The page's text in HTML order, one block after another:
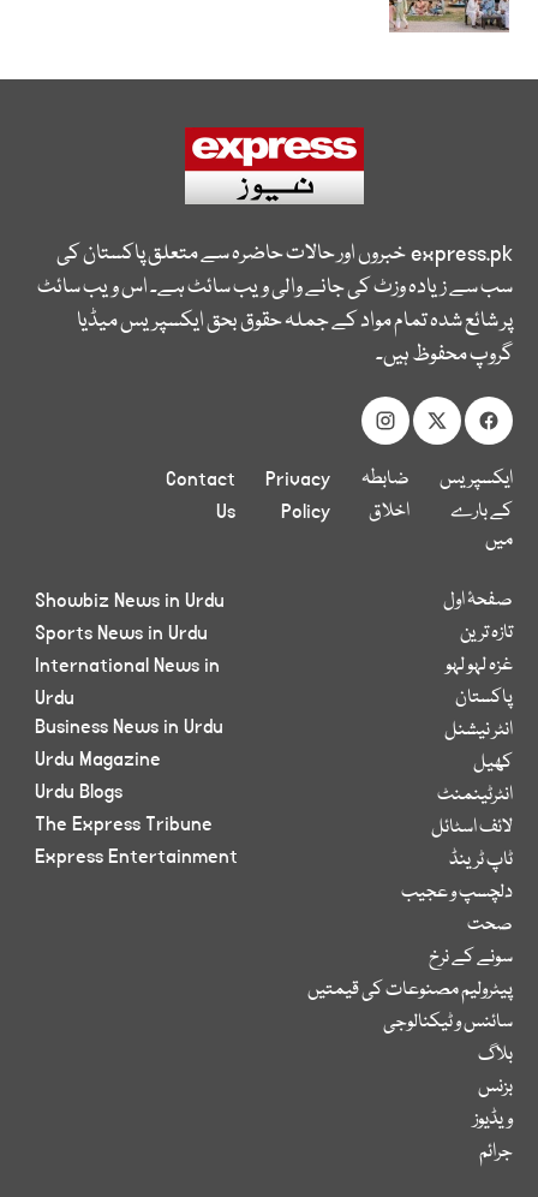
express.pkخبروں اور حالات حاضرہ سے متعلق پاکستان کی
سب سے زیادہ وزٹ کی جانے والی ویب سائٹ ہے۔ اس ویب سائٹ
پر شائع شدہ تمام مواد کے جملہ حقوق بحق ایکسپریس میڈیا
گروپ محفوظ ہیں۔
ایکسپریس
کے بارے
میں
ضابطہ
اخلاق
Privacy
Policy
Contact
Us
صفحۂ اول
تازہ ترین
غزہ لہو لہو
پاکستان
انٹر نیشنل
کھیل
انٹرٹینمنٹ
لائف اسٹائل
ٹاپ ٹرینڈ
دلچسپ و عجیب
صحت
سونے کے نرخ
پیٹرولیم مصنوعات کی قیمتیں
سائنس و ٹیکنالوجی
بلاگ
بزنس
ویڈیوز
جرائم
Showbiz News in Urdu
Sports News in Urdu
International News in
Urdu
Business News in Urdu
Urdu Magazine
Urdu Blogs
The Express Tribune
Express Entertainment